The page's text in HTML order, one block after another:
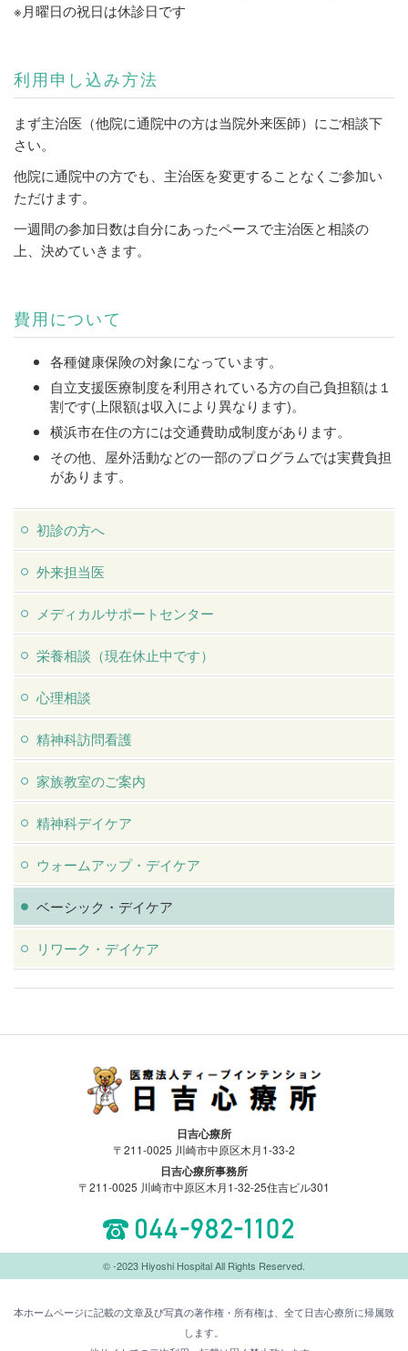
※月曜日の祝日は休診日です
利用申し込み方法
まず主治医（他院に通院中の方は当院外来医師）にご相談下
さい。
他院に通院中の方でも、主治医を変更することなくご参加い
ただけます。
一週間の参加日数は自分にあったペースで主治医と相談の
上、決めていきます。
費用について
各種健康保険の対象になっています。
自立支援医療制度を利用されている方の自己負担額は１
割です(上限額は収入により異なります)。
横浜市在住の方には交通費助成制度があります。
その他、屋外活動などの一部のプログラムでは実費負担
があります。
初診の方へ
外来担当医
メディカルサポートセンター
栄養相談（現在休止中です）
心理相談
精神科訪問看護
家族教室のご案内
精神科デイケア
ウォームアップ・デイケア
ベーシック・デイケア
リワーク・デイケア
医療法人ディープインテンション日吉
心療所
日吉心療所
〒211-0025 川崎市中原区木月1-33-2
日吉心療所事務所
〒211-0025 川崎市中原区木月1-32-25住吉ビル301
044-982-1102
© -2023 Hiyoshi Hospital All Rights Reserved.
本ホームページに記載の文章及び写真の著作権・所有権は、全て日吉心療所に帰属致
します。